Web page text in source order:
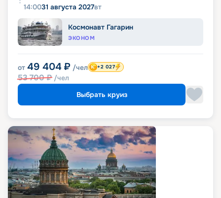
14:0031 августа 2027вт
Космонавт Гагарин
ЭКОНОМ
от 49 404 ₽ /чел
53 700₽ /чел
+2 027
Выбрать круиз